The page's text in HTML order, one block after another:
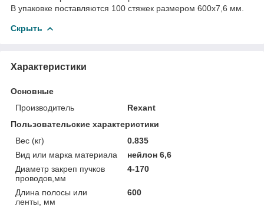
В упаковке поставляются 100 стяжек размером 600x7,6 мм.
Скрыть
Характеристики
Основные
Производитель
Rexant
Пользовательские характеристики
Вес (кг)
0.835
Вид или марка материала
нейлон 6,6
Диаметр закреп пучков
проводов,мм
4-170
Длина полосы или
ленты, мм
600